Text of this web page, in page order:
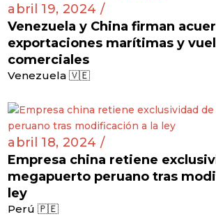
abril 19, 2024 /
Venezuela y China firman
exportaciones marítimas y
comerciales
Venezuela 🇻🇪
abril 18, 2024 /
Empresa china retiene
megapuerto peruano tras
ley
Perú 🇵🇪